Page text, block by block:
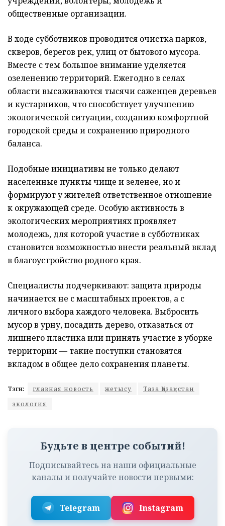
общественные организации.
В ходе субботников проводится очистка парков,
скверов, берегов рек, улиц от бытового мусора.
Вместе с тем большое внимание уделяется
озеленению территорий. Ежегодно в селах
области высаживаются тысячи саженцев деревьев
и кустарников, что способствует улучшению
экологической ситуации, созданию комфортной
городской среды и сохранению природного
баланса.
Подобные инициативы не только делают
населенные пункты чище и зеленее, но и
формируют у жителей ответственное отношение
к окружающей среде. Особую активность в
экологических мероприятиях проявляет
молодежь, для которой участие в субботниках
становится возможностью внести реальный вклад
в благоустройство родного края.
Специалисты подчеркивают: защита природы
начинается не с масштабных проектов, а с
личного выбора каждого человека. Выбросить
мусор в урну, посадить дерево, отказаться от
лишнего пластика или принять участие в уборке
территории — такие поступки становятся
вкладом в общее дело сохранения планеты.
Тэги: главная новость жетысу
Таза Қазақстан
экология
Будьте в центре событий!
Подписывайтесь на наши официальные
каналы и получайте новости первыми:
Telegram Instagram